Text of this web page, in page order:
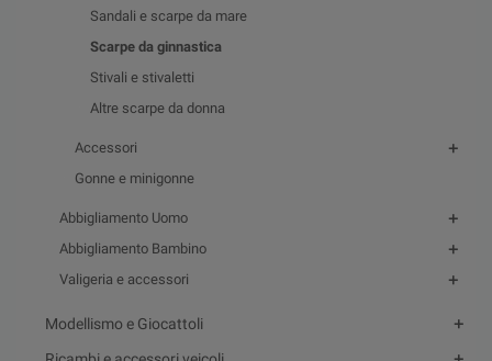
Sandali e scarpe da mare
Scarpe da ginnastica
Stivali e stivaletti
Altre scarpe da donna
Accessori
Gonne e minigonne
Abbigliamento Uomo
Abbigliamento Bambino
Valigeria e accessori
Modellismo e Giocattoli